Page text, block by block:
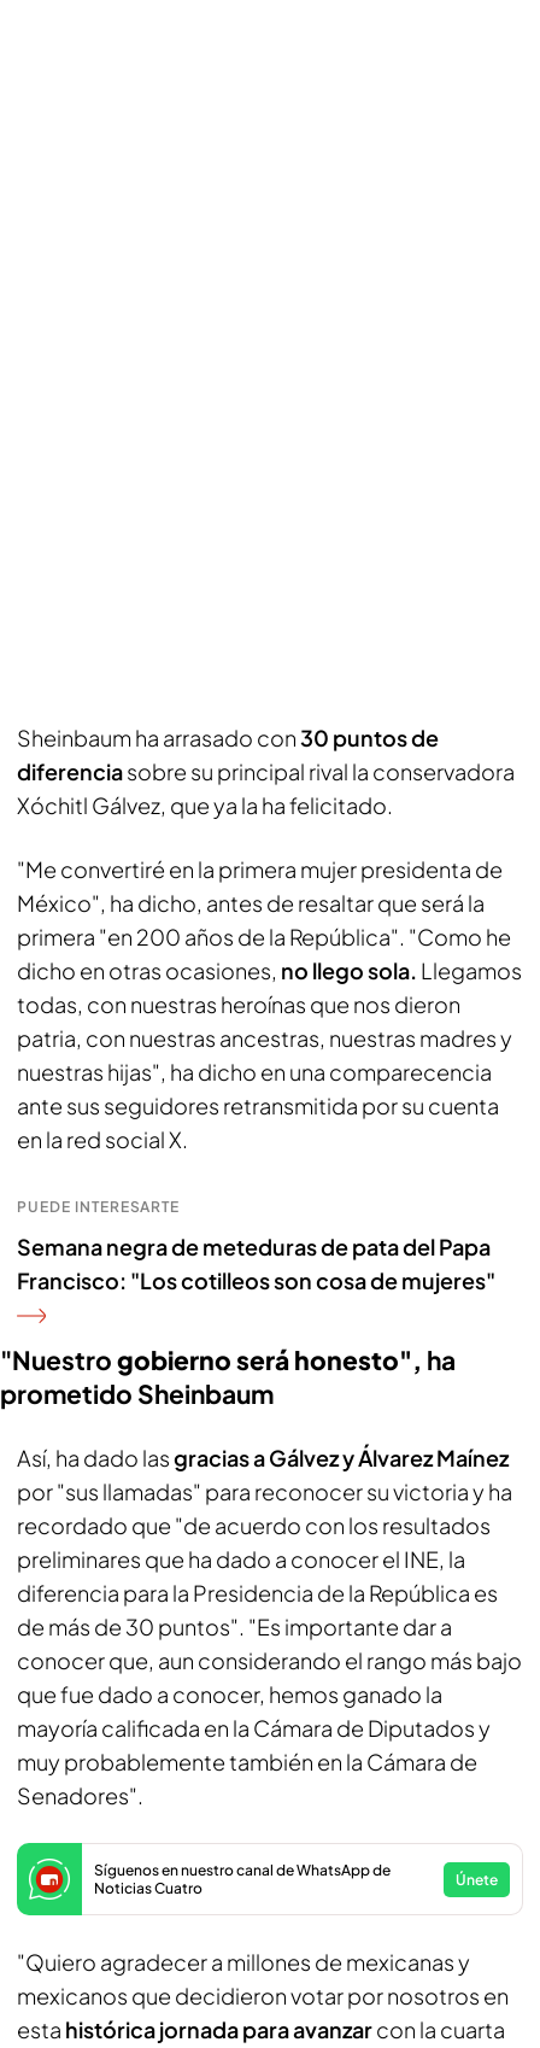
Sheinbaum ha arrasado con30 puntos de
diferenciasobre su principal rival la conservadora
Xóchitl Gálvez, que ya la ha felicitado.
"Me convertiré en la primera mujer presidenta de
México", ha dicho, antes de resaltar que será la
primera "en 200 años de la República". "Como he
dicho en otras ocasiones, no llego sola. Llegamos
todas, con nuestras heroínas que nos dieron
patria, con nuestras ancestras, nuestras madres y
nuestras hijas", ha dicho en una comparecencia
ante sus seguidores retransmitida por su cuenta
en la red social X.
PUEDE INTERESARTE
Semana negra de meteduras de pata del Papa
Francisco: "Los cotilleos son cosa de mujeres"
"Nuestrogobierno será honesto", ha
prometido Sheinbaum
Así, ha dado lasgracias a Gálvez y Álvarez Maínez
por "sus llamadas" para reconocer su victoria y ha
recordado que "de acuerdo con los resultados
preliminares que ha dado a conocer el INE, la
diferencia para la Presidencia de la República es
de más de 30 puntos". "Es importante dar a
conocer que, aun considerando el rango más bajo
que fue dado a conocer, hemos ganado la
mayoría calificada en la Cámara de Diputados y
muy probablemente también en la Cámara de
Senadores".
Síguenos en nuestro canal de WhatsApp de
Noticias Cuatro
Únete
"Quiero agradecer a millones de mexicanas y
mexicanos que decidieron votar por nosotros en
esta histórica jornada para avanzarcon la cuarta